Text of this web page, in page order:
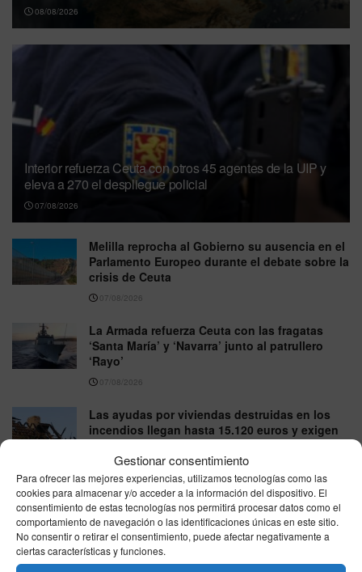
Gestionar consentimiento
Para ofrecer las mejores experiencias, utilizamos tecnologías como las
cookies para almacenar y/o acceder a la información del dispositivo. El
consentimiento de estas tecnologías nos permitirá procesar datos como el
comportamiento de navegación o las identificaciones únicas en este sitio.
No consentir o retirar el consentimiento, puede afectar negativamente a
ciertas características y funciones.
08/08/2026
Interior refuerza Ceuta con otros 45 agentes de la UIP y
eleva a 270 el despliegue policial
07/08/2026
Melilla reprocha al Gobierno su ausencia en el
Parlamento Europeo durante el debate sobre la
crisis de Ceuta
07/08/2026
La Armada refuerza Ceuta con las fragatas
‘Santa María’ y ‘Navarra’ junto al patrullero
‘Rayo’
07/08/2026
Las ayudas por viviendas destruidas en los
incendios llegan hasta 15.120 euros y exigen
que sea la residencia habitual
07/08/2026
España se parte en dos este viernes: hasta 41
grados en el sur mientras el norte esquiva el
calor extremo
07/08/2026